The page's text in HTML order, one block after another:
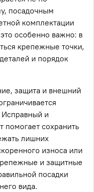
посадочным
комплектации
особенно важно: в
крепежные точки,
и порядок
защита и внешний
Исправный и
помогает сохранить
лишних
износа или
и защитные
посадки
вида.